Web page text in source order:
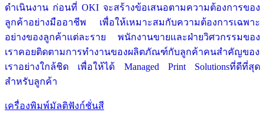
ดำเนินงาน ก่อนที่ OKI จะสร้างข้อเสนอตามความต้องการของ
ลูกค้าอย่างมืออาชีพ เพื่อให้เหมาะสมกับความต้องการเฉพาะ
อย่างของลูกค้าแต่ละราย พนักงานขายและฝ่ายวิศวกรรมของ
เราคอยติดตามการทำงานของผลิตภัณฑ์กับลูกค้าคนสำคัญของ
เราอย่างใกล้ชิด เพื่อให้ได้ Managed Print Solutionsที่ดีที่สุด
สำหรับลูกค้า
เครื่องพิมพ์มัลติฟังก์ชั่นสี